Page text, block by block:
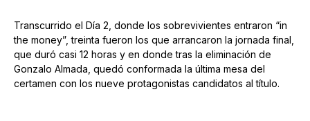
Transcurrido el Día 2, donde los sobrevivientes entraron “in
the money”, treinta fueron los que arrancaron la jornada final,
que duró casi 12 horas y en donde tras la eliminación de
Gonzalo Almada, quedó conformada la última mesa del
certamen con los nueve protagonistas candidatos al título.